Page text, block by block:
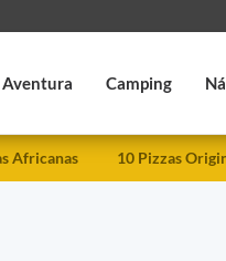
Aventura Camping
Africanas 10 Pizzas